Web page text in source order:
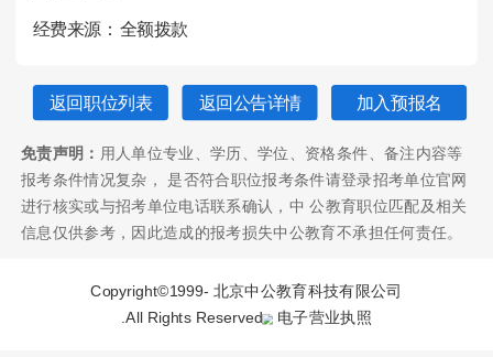
经费来源： 全额拨款
返回职位列表 返回公告详情 加入预报名
免责声明： 用人单位专业、学历、学位、资格条件、备注内容等
报考条件情况复杂， 是否符合职位报考条件请登录招考单位官网
进行核实或与招考单位电话联系确认，中 公教育职位匹配及相关
信息仅供参考，因此造成的报考损失中公教育不承担任何责任。
Copyright©1999- 北京中公教育科技有限公司
.All Rights Reserved 电子营业执照